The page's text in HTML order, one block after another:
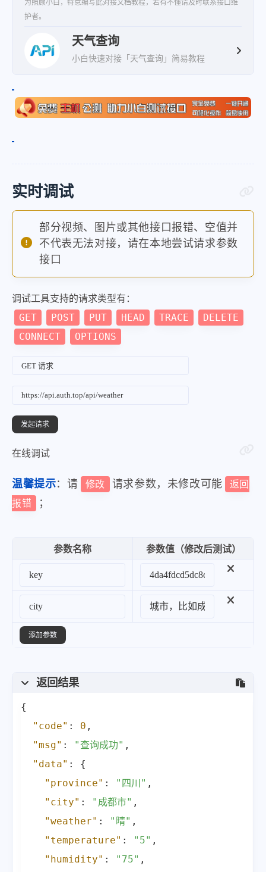
为照顾小白，特意编写此对接文档教程，若有不懂请及时联系接口维
护者。
天气查询
小白快速对接「天气查询」简易教程
实时调试
部分视频、图片或其他接口报错、空值并
不代表无法对接，请在本地尝试请求参数
接口
调试工具支持的请求类型有：
GET POST PUT HEAD TRACE
DELETE
CONNECT
OPTIONS
在线调试
温馨提示：请 修改 请求参数，未修改可能
返回
报错
；
参数名称 参数值（修改后测试）
添加参数
返回结果
{
"code" : 0 ,
"msg" : "查询成功" ,
"data" :
{
"province" : "四川" ,
"city" : "成都市" ,
"weather" : "晴" ,
"temperature" : "5" ,
"humidity" : "75" ,